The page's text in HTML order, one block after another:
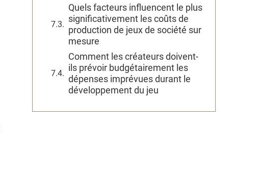
Quels facteurs influencent le plus
significativement les coûts de
production de jeux de société sur
mesure
Comment les créateurs doivent-
ils prévoir budgétairement les
dépenses imprévues durant le
développement du jeu